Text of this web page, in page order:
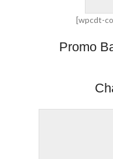
[wpcdt-
Promo